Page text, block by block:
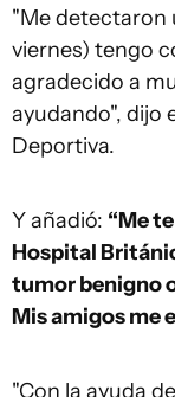
"Me detectaron
viernes) tengo
agradecido a
ayudando", dijo
Deportiva.
Y añadió: “Me
Hospital
tumor benigno
Mis amigos me
"Con la ayuda